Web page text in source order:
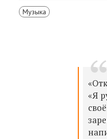
Музыка
«Я